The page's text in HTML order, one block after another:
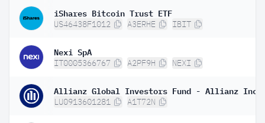
iShares Bitcoin Trust ETF
US46438F1012 A3ERHE IBIT
Nexi SpA
IT0005366767 A2PF9H NEXI
LU0913601281 A1T72N